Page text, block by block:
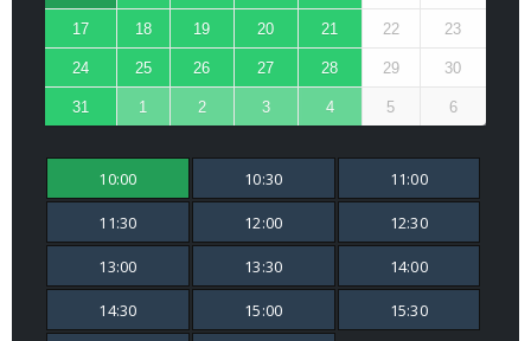
17 18 19 20 21 22 23
24 25 26 27 28 29 30
31 1 2 3 4 5 6
10:00 10:30 11:00
11:30 12:00 12:30
13:00 13:30 14:00
14:30 15:00 15:30